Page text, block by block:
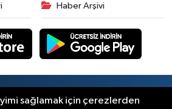
Haber Arşivi
sağlamak için çerezlerden